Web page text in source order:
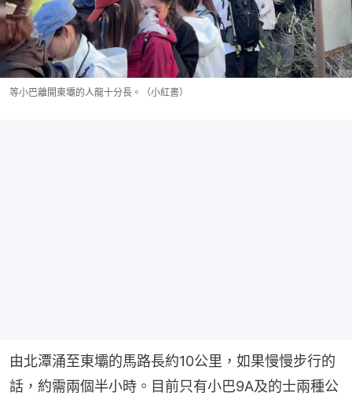
等小巴離開東壩的人龍十分長。（小紅書）
由北潭涌至東壩的馬路長約10公里，如果慢慢步行的
話，約需兩個半小時。目前只有小巴9A及的士兩種公